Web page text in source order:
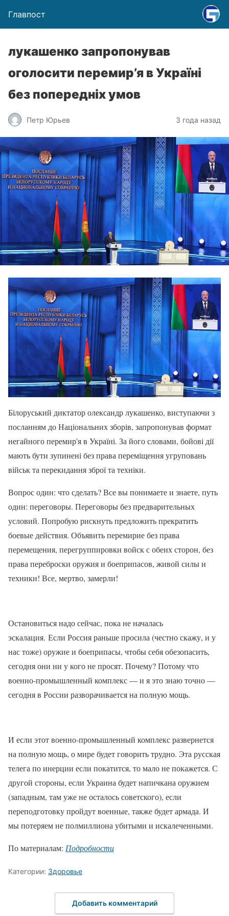
Главпост
лукашенко запропонував
оголосити перемир’я в Україні
без попередніх умов
Петр Юрьев 3 года назад
Білоруський диктатор олександр лукашенко, виступаючи з
посланням до Національних зборів, запропонував формат
негайного перемир'я в Україні. За його словами, бойові дії
мають бути зупинені без права переміщення угруповань
військ та перекидання зброї та техніки.
Вопрос один: что сделать? Все вы понимаете и знаете, путь
один: переговоры. Переговоры без предварительных
условий. Попробую рискнуть предложить прекратить
боевые действия. Объявить перемирие без права
перемещения, перегруппировки войск с обеих сторон, без
права переброски оружия и боеприпасов, живой силы и
техники! Все, мертво, замерли!
Остановиться надо сейчас, пока не началась
эскалация. Если Россия раньше просила (честно скажу, и у
нас тоже) оружие и боеприпасы, чтобы себя обезопасить,
сегодня они ни у кого не просят. Почему? Потому что
военно-промышленный комплекс — и я это знаю точно —
сегодня в России разворачивается на полную мощь.
И если этот военно-промышленный комплекс развернется
на полную мощь, о мире будет говорить трудно. Эта русская
телега по инерции если покатится, то мало не покажется. С
другой стороны, если Украина будет напичкана оружием
(западным, там уже не осталось советского), если
переподготовку пройдут военные, также будет армада. И
мы потеряем не полмиллиона убитыми и искалеченными.
По материалам: Подробности
Категории: Здоровье
Добавить комментарий